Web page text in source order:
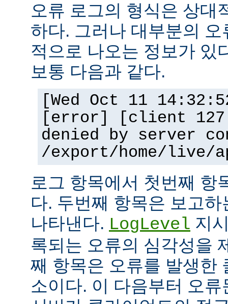
오류 로그의 형식은 상대
하다. 그러나 대부분의
적으로 나오는 정보가 있
보통 다음과 같다.
[Wed Oct 11
[error] [client
denied by server
/export/home/live/
로그 항목에서 첫번째 항
다. 두번째 항목은 보고
나타낸다. LogLevel 지
록되는 오류의 심각성을
째 항목은 오류를 발생한
소이다. 이 다음부터 오